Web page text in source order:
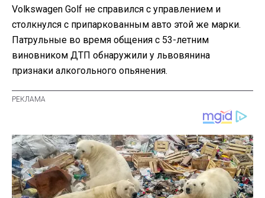
Volkswagen Golf не справился с управлением и
столкнулся с припаркованным авто этой же марки.
Патрульные во время общения с 53-летним
виновником ДТП обнаружили у львовянина
признаки алкогольного опьянения.